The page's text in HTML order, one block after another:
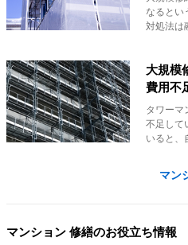
なるとい
対処法は
大規模
費用不
タワーマ
不足して
いると、
マン
マンション 修繕のお役立ち情報